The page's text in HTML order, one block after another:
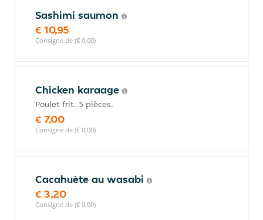
Sashimi saumon
€ 10,95
Consigne de (€ 0,00)
Chicken karaage
Poulet frit. 5 pièces.
€ 7,00
Consigne de (€ 0,00)
Cacahuète au wasabi
€ 3,20
Consigne de (€ 0,00)